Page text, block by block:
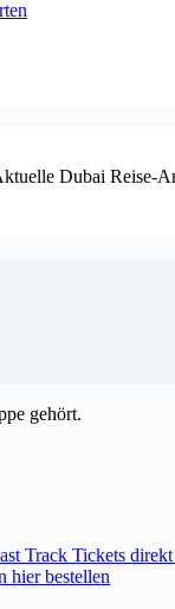
Dubai Reise-
gehört.
Track Tickets
hier bestellen